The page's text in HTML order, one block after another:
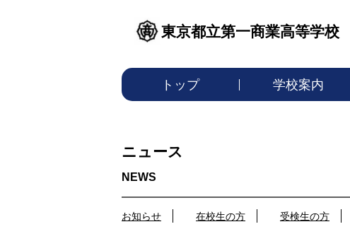
東京都立第一商業高等学校
トップ 学校案内
ニュース
お知らせ 在校生の方 受検生の方